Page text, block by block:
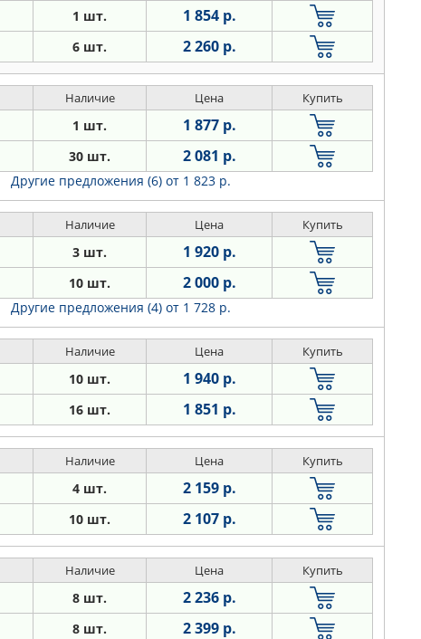
1 шт. 1 854 р.
6 шт. 2 260 р.
Наличие Цена Купить
1 шт. 1 877 р.
30 шт. 2 081 р.
Другие предложения (6) от 1 823 р.
Наличие Цена Купить
3 шт. 1 920 р.
10 шт. 2 000 р.
Другие предложения (4) от 1 728 р.
Наличие Цена Купить
10 шт. 1 940 р.
16 шт. 1 851 р.
Наличие Цена Купить
4 шт. 2 159 р.
10 шт. 2 107 р.
Наличие Цена Купить
8 шт. 2 236 р.
8 шт. 2 399 р.